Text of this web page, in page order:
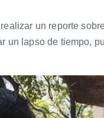
un reporte
un lapso de tiempo,